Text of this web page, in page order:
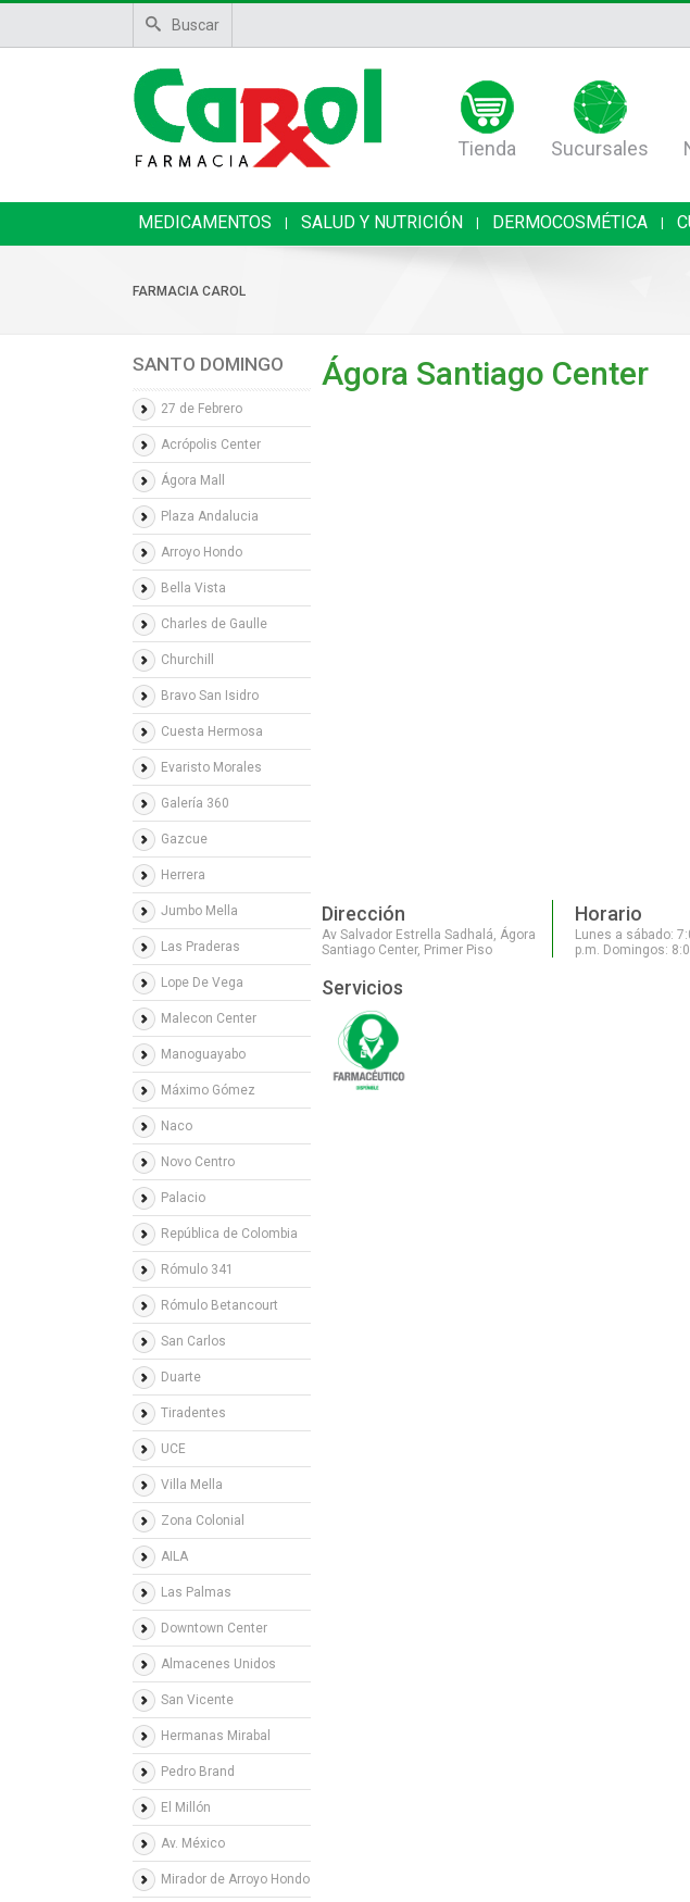
Buscar
Tienda Sucursales
MEDICAMENTOS SALUD Y NUTRICIÓN DERMOCOSMÉTICA
FARMACIA CAROL
SANTO DOMINGO
27 de Febrero
Acrópolis Center
Ágora Mall
Plaza Andalucia
Arroyo Hondo
Bella Vista
Charles de Gaulle
Churchill
Bravo San Isidro
Cuesta Hermosa
Evaristo Morales
Galería 360
Gazcue
Herrera
Jumbo Mella
Las Praderas
Lope De Vega
Malecon Center
Manoguayabo
Máximo Gómez
Naco
Novo Centro
Palacio
República de Colombia
Rómulo 341
Rómulo Betancourt
San Carlos
Duarte
Tiradentes
UCE
Villa Mella
Zona Colonial
AILA
Las Palmas
Downtown Center
Almacenes Unidos
San Vicente
Hermanas Mirabal
Pedro Brand
El Millón
Av. México
Mirador de Arroyo Hondo
Ágora Santiago Center
Dirección
Av Salvador Estrella Sadhalá, Ágora
Santiago Center, Primer Piso
Horario
Lunes a sábado:
p.m. Domingos:
Servicios